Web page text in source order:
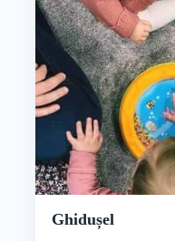
Ghidușel